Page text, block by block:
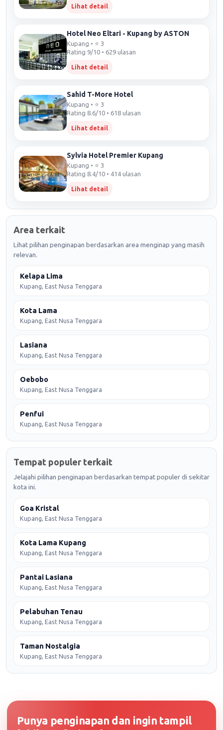
Lihat detail
Hotel Neo Eltari - Kupang by ASTON
Kupang • ⭐ 3
Rating 9/10 • 629 ulasan
Lihat detail
Sahid T-More Hotel
Kupang • ⭐ 3
Rating 8.6/10 • 618 ulasan
Lihat detail
Sylvia Hotel Premier Kupang
Kupang • ⭐ 3
Rating 8.4/10 • 414 ulasan
Lihat detail
Area terkait
Lihat pilihan penginapan berdasarkan area menginap yang masih
relevan.
Kelapa Lima
Kupang, East Nusa Tenggara
Kota Lama
Kupang, East Nusa Tenggara
Lasiana
Kupang, East Nusa Tenggara
Oebobo
Kupang, East Nusa Tenggara
Penfui
Kupang, East Nusa Tenggara
Tempat populer terkait
Jelajahi pilihan penginapan berdasarkan tempat populer di sekitar
kota ini.
Goa Kristal
Kupang, East Nusa Tenggara
Kota Lama Kupang
Kupang, East Nusa Tenggara
Pantai Lasiana
Kupang, East Nusa Tenggara
Pelabuhan Tenau
Kupang, East Nusa Tenggara
Taman Nostalgia
Kupang, East Nusa Tenggara
Punya penginapan dan ingin tampil